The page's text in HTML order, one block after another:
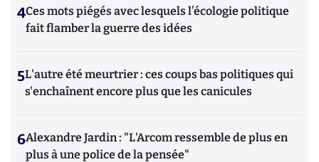
4Ces mots piégés avec lesquels l’écologie politique
fait flamber la guerre des idées
5L'autre été meurtrier : ces coups bas politiques qui
s'enchaînent encore plus que les canicules
6Alexandre Jardin : "L'Arcom ressemble de plus en
plus à une police de la pensée"